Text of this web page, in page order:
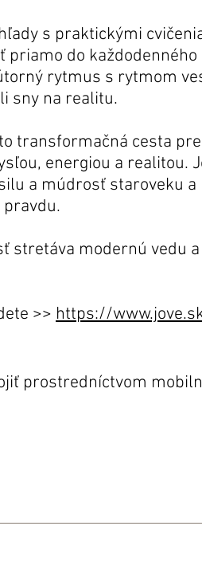
s praktickými
do každodenného
rytmus s rytmom
sny na realitu.
transformačná cesta
energiou a realitou.
a múdrosť staroveku
stretáva modernú vedu
>> https://
prostredníctvom